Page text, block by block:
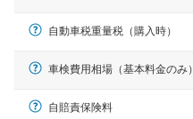
自動車税重量税（購入時）
車検費用相場（基本料金のみ）
自賠責保険料